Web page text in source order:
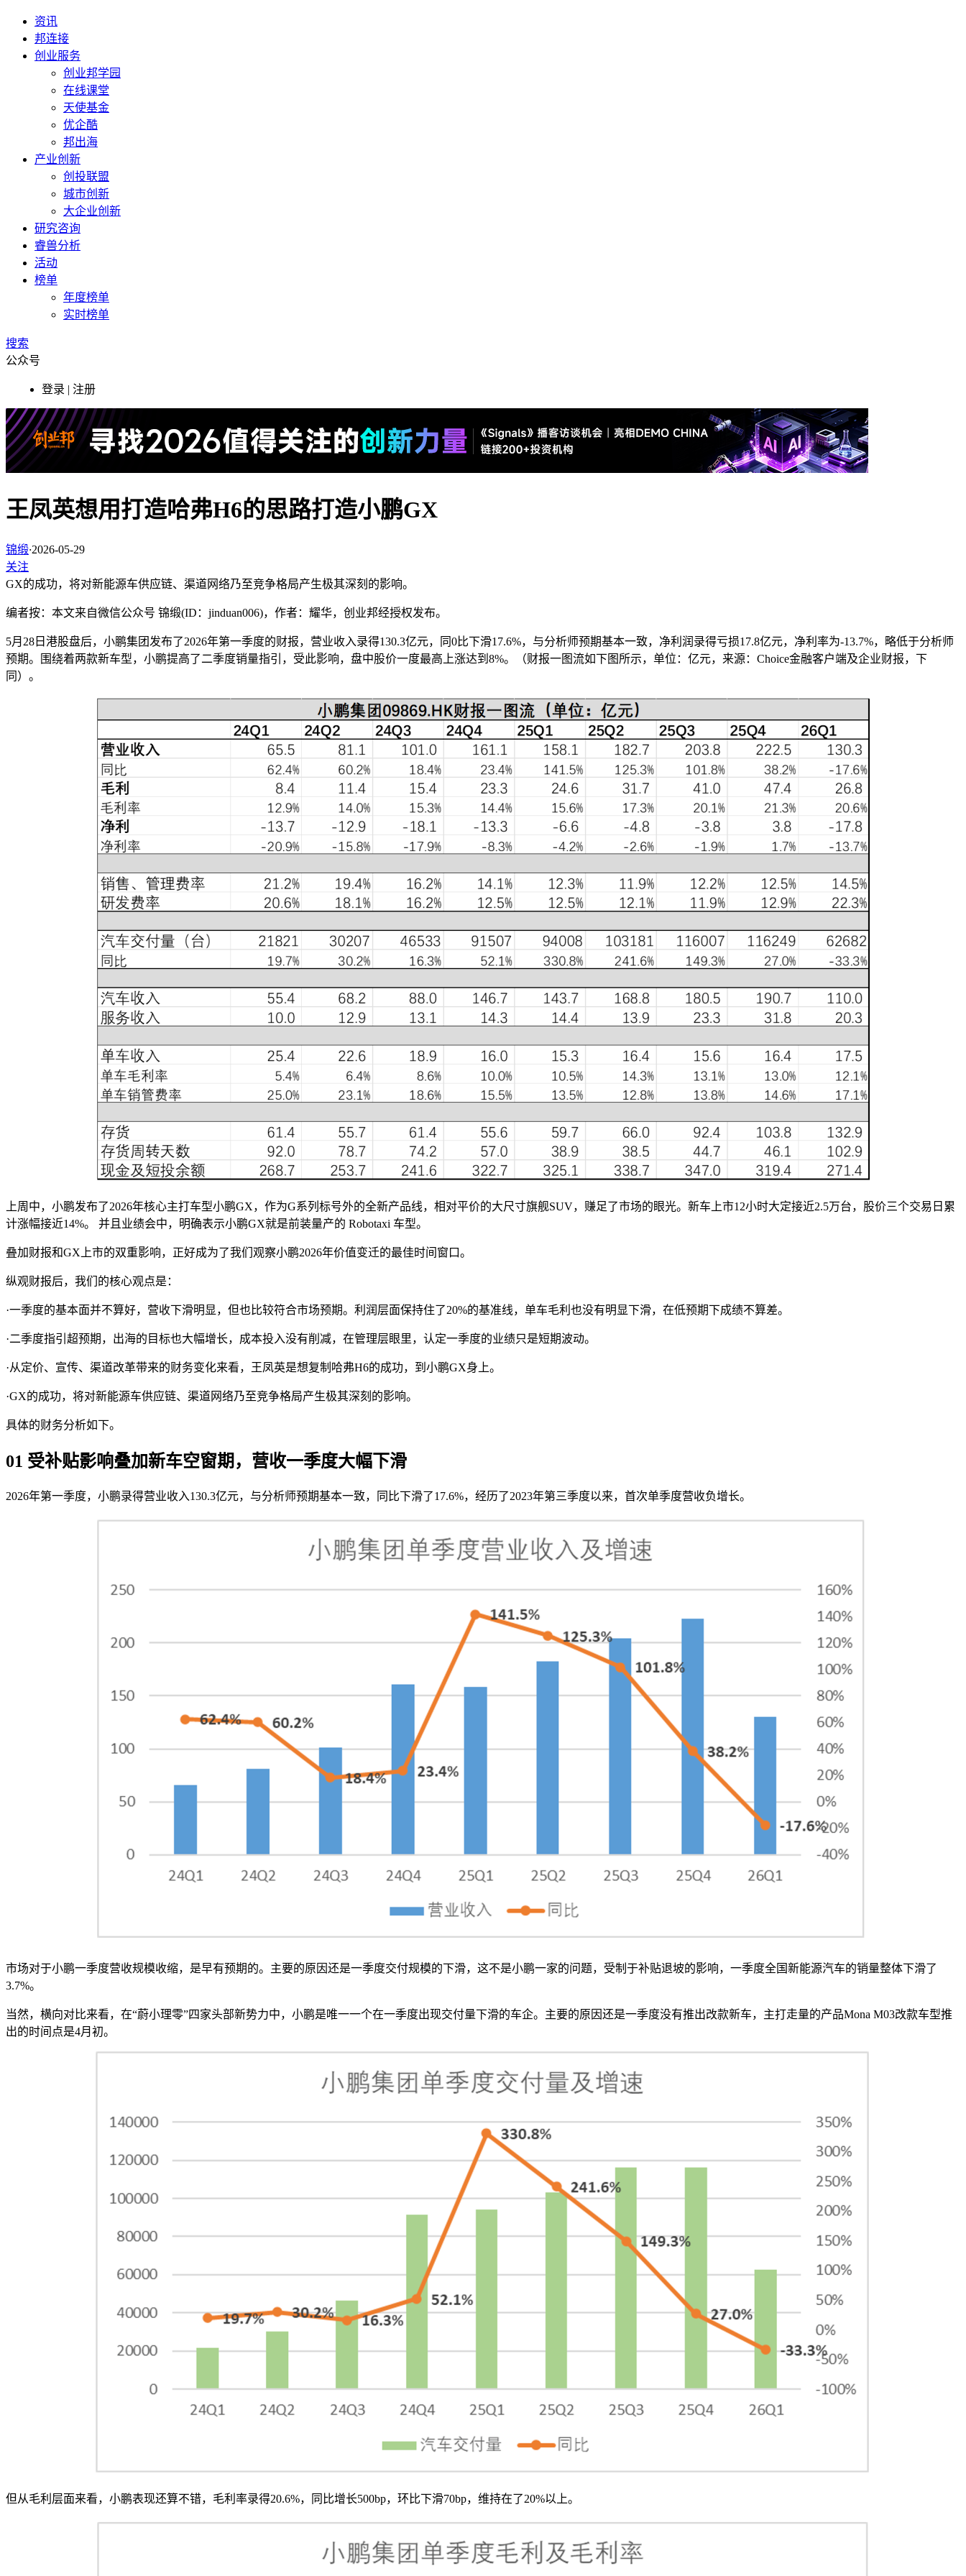
资讯
邦连接
创业服务
创业邦学园
在线课堂
天使基金
优企酷
邦出海
产业创新
创投联盟
城市创新
大企业创新
研究咨询
睿兽分析
活动
榜单
年度榜单
实时榜单
搜索
公众号
登录 | 注册
王凤英想用打造哈弗H6的思路打造小鹏GX
锦缎·2026-05-29
关注
GX的成功，将对新能源车供应链、渠道网络乃至竞争格局产生极其深刻的影响。
编者按：本文来自微信公众号 锦缎(ID：jinduan006)，作者：耀华，创业邦经授权发布。
5月28日港股盘后，小鹏集团发布了2026年第一季度的财报，营业收入录得130.3亿元，同0比下滑17.6%，与分析师预期基本一致，净利润录得亏损17.8亿元，净利率为-13.7%，略低于分析师
预期。围绕着两款新车型，小鹏提高了二季度销量指引，受此影响，盘中股价一度最高上涨达到8%。（财报一图流如下图所示，单位：亿元，来源：Choice金融客户端及企业财报，下
同）。
上周中，小鹏发布了2026年核心主打车型小鹏GX，作为G系列标号外的全新产品线，相对平价的大尺寸旗舰SUV，赚足了市场的眼光。新车上市12小时大定接近2.5万台，股价三个交易日累
计涨幅接近14%。 并且业绩会中，明确表示小鹏GX就是前装量产的 Robotaxi 车型。
叠加财报和GX上市的双重影响，正好成为了我们观察小鹏2026年价值变迁的最佳时间窗口。
纵观财报后，我们的核心观点是：
·一季度的基本面并不算好，营收下滑明显，但也比较符合市场预期。利润层面保持住了20%的基准线，单车毛利也没有明显下滑，在低预期下成绩不算差。
·二季度指引超预期，出海的目标也大幅增长，成本投入没有削减，在管理层眼里，认定一季度的业绩只是短期波动。
·从定价、宣传、渠道改革带来的财务变化来看，王凤英是想复制哈弗H6的成功，到小鹏GX身上。
·GX的成功，将对新能源车供应链、渠道网络乃至竞争格局产生极其深刻的影响。
具体的财务分析如下。
01 受补贴影响叠加新车空窗期，营收一季度大幅下滑
2026年第一季度，小鹏录得营业收入130.3亿元，与分析师预期基本一致，同比下滑了17.6%，经历了2023年第三季度以来，首次单季度营收负增长。
市场对于小鹏一季度营收规模收缩，是早有预期的。主要的原因还是一季度交付规模的下滑，这不是小鹏一家的问题，受制于补贴退坡的影响，一季度全国新能源汽车的销量整体下滑了
3.7%。
当然，横向对比来看，在“蔚小理零”四家头部新势力中，小鹏是唯一一个在一季度出现交付量下滑的车企。主要的原因还是一季度没有推出改款新车，主打走量的产品Mona M03改款车型推
出的时间点是4月初。
但从毛利层面来看，小鹏表现还算不错，毛利率录得20.6%，同比增长500bp，环比下滑70bp，维持在了20%以上。